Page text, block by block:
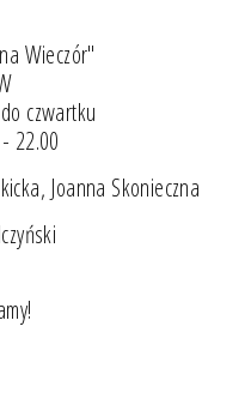
Wieczór"
czwartku
22.00
Joanna Skonieczna